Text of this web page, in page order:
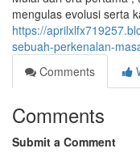
mengulas evolusi serta
https://
sebuah-perkenalan-
Comments
Comments
Submit a Comment